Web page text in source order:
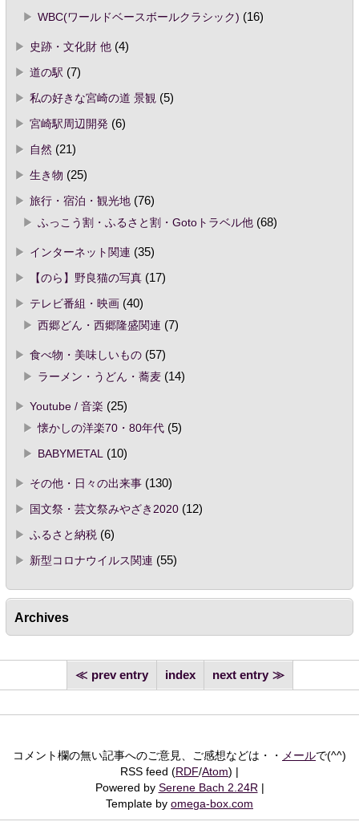
WBC(ワールドベースボールクラシック) (16)
史跡・文化財 他(4)
道の駅 (7)
私の好きな宮崎の道 景観(5)
宮崎駅周辺開発(6)
自然 (21)
生き物 (25)
旅行・宿泊・観光地(76)
ふっこう割・ふるさと割・Gotoトラベル他(68)
インターネット関連 (35)
【のら】野良猫の写真(17)
テレビ番組・映画(40)
西郷どん・西郷隆盛関連 (7)
食べ物・美味しいもの(57)
ラーメン・うどん・蕎麦(14)
Youtube / 音楽 (25)
懐かしの洋楽70・80年代(5)
BABYMETAL(10)
その他・日々の出来事(130)
国文祭・芸文祭みやざき2020(12)
ふるさと納税(6)
新型コロナウイルス関連 (55)
Archives
prev entry index next entry
コメント欄の無い記事へのご意見、ご感想などは・・ メールで(^^)
RSS feed (RDF/Atom)
Powered by Serene Bach 2.24R
Template by omega-box.com